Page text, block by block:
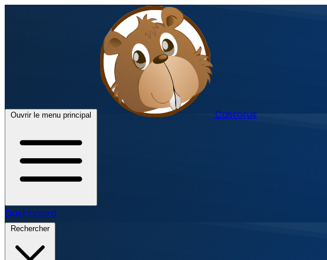
Ouvrir le menu principal Castorus
Dashboard
Rechercher